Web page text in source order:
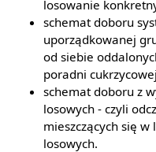
losowanie
schemat doboru
uporządkowanej
od siebie
poradni
schemat doboru z
losowych - czyli
mieszczących się
losowych.